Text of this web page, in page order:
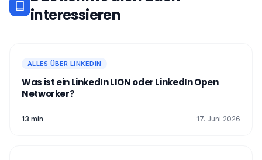
interessieren
ALLES ÜBER LINKEDIN
Was ist ein LinkedIn LION oder LinkedIn Open
Networker?
13 min 17. Juni 2026